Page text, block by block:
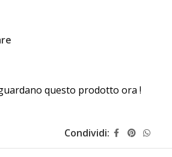
questo prodotto ora !
Condividi: